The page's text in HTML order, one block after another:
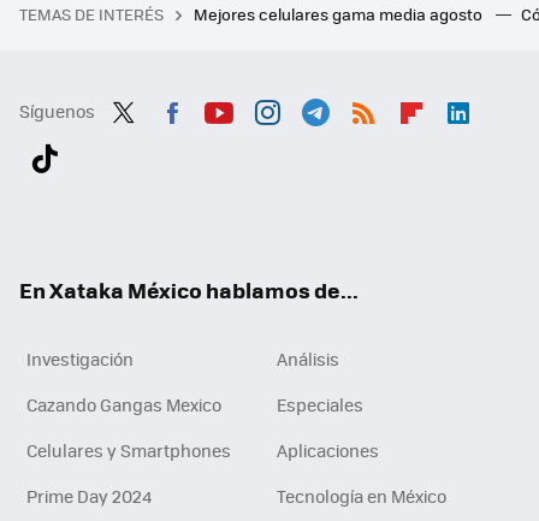
TEMAS DE INTERÉS Mejores celulares gama media agosto
Síguenos
En Xataka México hablamos de...
Investigación
Análisis
Cazando Gangas Mexico
Especiales
Celulares y Smartphones
Aplicaciones
Prime Day 2024
Tecnología en México